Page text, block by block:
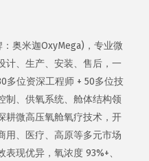
奥米迦OxyMega)，专业微
计、生产、安装、售后，一
多位资深工程师 + 50多位技
制、供氧系统、舱体结构领
耕微高压氧舱氧疗技术，开
用、医疗、高原等多元市场
现优异，氧浓度 93%+、